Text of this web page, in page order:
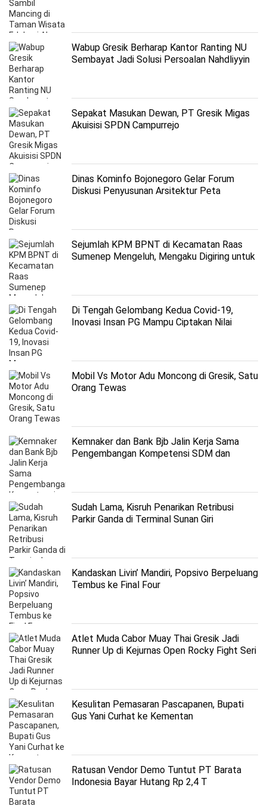
Wabup Gresik Berharap Kantor Ranting NU
Sembayat Jadi Solusi Persoalan Nahdliyyin
Sepakat Masukan Dewan, PT Gresik Migas
Akuisisi SPDN Campurrejo
Dinas Kominfo Bojonegoro Gelar Forum
Diskusi Penyusunan Arsitektur Peta
Sejumlah KPM BPNT di Kecamatan Raas
Sumenep Mengeluh, Mengaku Digiring untuk
Di Tengah Gelombang Kedua Covid-19,
Inovasi Insan PG Mampu Ciptakan Nilai
Mobil Vs Motor Adu Moncong di Gresik, Satu
Orang Tewas
Kemnaker dan Bank Bjb Jalin Kerja Sama
Pengembangan Kompetensi SDM dan
Sudah Lama, Kisruh Penarikan Retribusi
Parkir Ganda di Terminal Sunan Giri
Kandaskan Livin’ Mandiri, Popsivo Berpeluang
Tembus ke Final Four
Atlet Muda Cabor Muay Thai Gresik Jadi
Runner Up di Kejurnas Open Rocky Fight Seri
Kesulitan Pemasaran Pascapanen, Bupati
Gus Yani Curhat ke Kementan
Ratusan Vendor Demo Tuntut PT Barata
Indonesia Bayar Hutang Rp 2,4 T